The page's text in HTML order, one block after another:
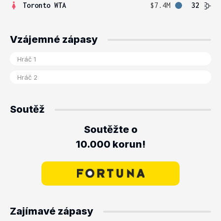
Toronto WTA
$7.4M 32
Vzájemné zápasy
Soutěž
Soutěžte o
10.000 korun!
Zajímavé zápasy